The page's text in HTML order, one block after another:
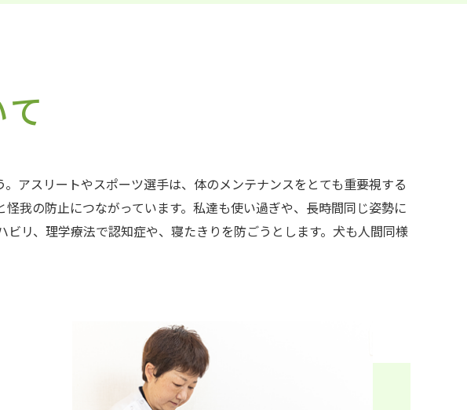
アスリートやスポーツ選手は、体のメンテナンスをとても重要視する
我の防止につながっています。私達も使い過ぎや、長時間同じ姿勢に
リ、理学療法で認知症や、寝たきりを防ごうとします。犬も人間同様